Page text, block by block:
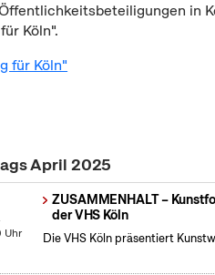
in
Köln".
für Köln"
April 2025
Uhr
ZUSAMMENHALT –
der VHS Köln
Die VHS Köln präsentiert